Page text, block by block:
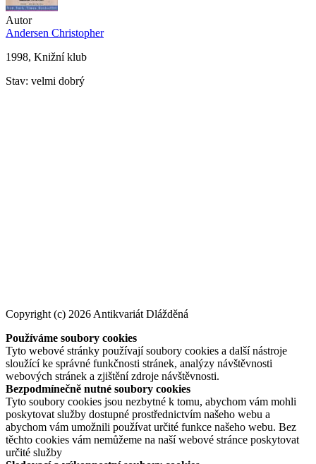
Autor
Andersen Christopher
1998, Knižní klub
Stav: velmi dobrý
Copyright (c) 2026 Antikvariát Dlážděná
Používáme soubory cookies
Tyto webové stránky používají soubory cookies a další nástroje
sloužící ke správné funkčnosti stránek, analýzy návštěvnosti
webových stránek a zjištění zdroje návštěvnosti.
Bezpodmínečně nutné soubory cookies
Tyto soubory cookies jsou nezbytné k tomu, abychom vám mohli
poskytovat služby dostupné prostřednictvím našeho webu a
abychom vám umožnili používat určité funkce našeho webu. Bez
těchto cookies vám nemůžeme na naší webové stránce poskytovat
určité služby